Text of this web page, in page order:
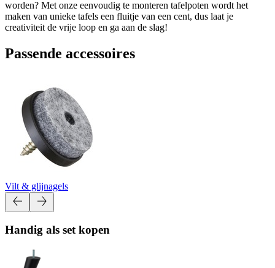
worden? Met onze eenvoudig te monteren tafelpoten wordt het
maken van unieke tafels een fluitje van een cent, dus laat je
creativiteit de vrije loop en ga aan de slag!
Passende accessoires
Vilt & glijnagels
Handig als set kopen